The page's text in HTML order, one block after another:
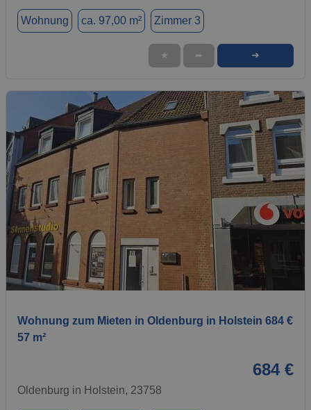
Wohnung ca. 97,00 m² Zimmer 3
★ ➦ ➜
Wohnung zum Mieten in Oldenburg in Holstein 684 €
57 m²
684 €
Oldenburg in Holstein, 23758